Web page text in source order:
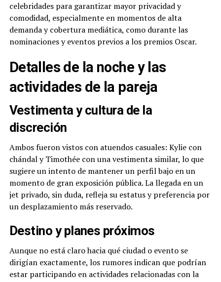
celebridades para garantizar mayor privacidad y
comodidad, especialmente en momentos de alta
demanda y cobertura mediática, como durante las
nominaciones y eventos previos a los premios Oscar.
Detalles de la noche y las
actividades de la pareja
Vestimenta y cultura de la
discreción
Ambos fueron vistos con atuendos casuales: Kylie con
chándal y Timothée con una vestimenta similar, lo que
sugiere un intento de mantener un perfil bajo en un
momento de gran exposición pública. La llegada en un
jet privado, sin duda, refleja su estatus y preferencia por
un desplazamiento más reservado.
Destino y planes próximos
Aunque no está claro hacia qué ciudad o evento se
dirigían exactamente, los rumores indican que podrían
estar participando en actividades relacionadas con la